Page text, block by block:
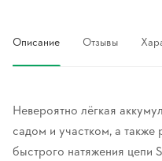
Описание Отзывы
Невероятно лёгкая
садом и участком, а
быстрого натяжения цепи